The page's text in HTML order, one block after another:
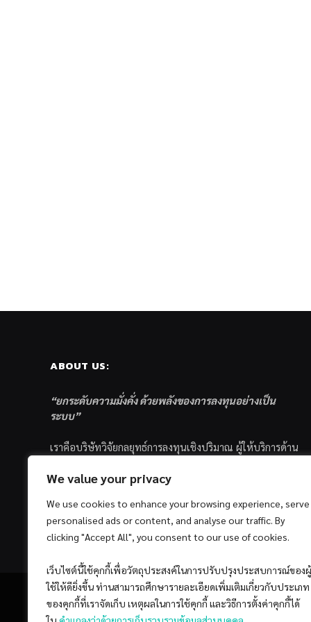
We value your privacy
We use cookies to enhance your browsing experience, serve
personalised ads or content, and analyse our traffic. By
clicking "Accept All", you consent to our use of cookies.
เว็บไซต์นี้ใช้คุกกี้เพื่อวัตถุประสงค์ในการปรับปรุงประสบการณ์ของผู้
ใช้ให้ดียิ่งขึ้น ท่านสามารถศึกษารายละเอียดเพิ่มเติมเกี่ยวกับประเภท
ของคุกกี้ที่เราจัดเก็บ เหตุผลในการใช้คุกกี้ และวิธีการตั้งค่าคุกกี้ได้
ABOUT US:
“ยกระดับความมั่งคั่ง ด้วยพลังของการลงทุนอย่างเป็น
ระบบ”
เราคือบริษัทวิจัยกลยุทธ์การลงทุนเชิงปริมาณ ผู้ให้บริการด้าน
ส่วนบุคคล ซึ่งมีเป้าหมายที่จะช่วยเหลือให้นักลงทุนไทย
ด้วยแนวคิดและกระบวนการลงทุนอย่างเป็นระบบแบบ
Quantitative & Systematic Investing